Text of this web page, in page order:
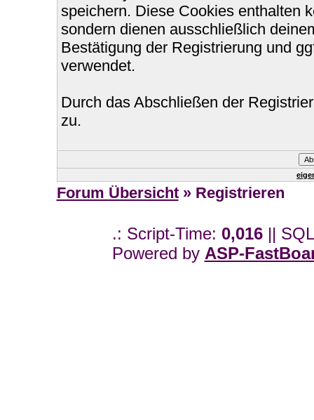
speichern. Diese Cookies enthalten
sondern dienen ausschließlich
Bestätigung der Registrierung und
verwendet.
Durch das Abschließen der
zu.
Forum Übersicht» Registrieren
.: Script-Time: 0,016||
Powered by ASP-